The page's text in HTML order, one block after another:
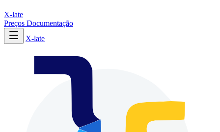
X-late
Preços Documentação
X-late